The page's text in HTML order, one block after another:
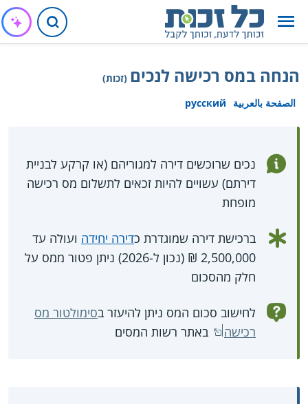
הנחה במס רכישה לנכים (זכות)
الصفحة بالعربية
русский
נכים שרוכשים דירה למגוריהם (או קרקע לבניית
דירתם) עשויים להיות זכאים לתשלום מס רכישה
מופחת
ברכישת דירה שמוגדרת כדירה יחידה ועולה עד
2,500,000 ₪ (נכון ל-2026) ניתן פטור ממס על
חלק מהסכום
לחישוב סכום המס ניתן להיעזר בסימולטור מס
רכישה
באתר רשות המסים